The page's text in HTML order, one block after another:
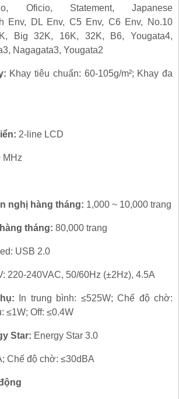
Oficio, Statement, Japanese
Env, DL Env, C5 Env, C6 Env, No.10
Big 32K, 16K, 32K, B6, Yougata4,
Nagagata3, Yougata2
Khay tiêu chuẩn: 60-105g/m²; Khay đa
2-line LCD
MHz
nghị hàng tháng: 1,000 ~ 10,000 trang
tháng: 80,000 trang
USB 2.0
220-240VAC, 50/60Hz (±2Hz), 4.5A
In trung bình: ≤525W; Chế độ chờ:
≤1W; Off: ≤0.4W
Star: Energy Star 3.0
Chế độ chờ: ≤30dBA